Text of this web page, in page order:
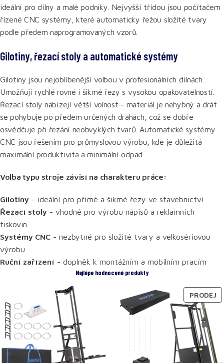
ideální pro dílny a malé podniky. Nejvyšší třídou jsou počítačem
řízené CNC systémy, které automaticky řežou složité tvary
podle předem naprogramovaných vzorů.
Gilotiny, řezací stoly a automatické systémy
Gilotiny jsou nejoblíbenější volbou v profesionálních dílnách.
Umožňují rychlé rovné i šikmé řezy s vysokou opakovatelností.
Řezací stoly nabízejí větší volnost - materiál je nehybný a drát
se pohybuje po předem určených drahách, což se dobře
osvědčuje při řezání neobvyklých tvarů. Automatické systémy
CNC jsou řešením pro průmyslovou výrobu, kde je důležitá
maximální produktivita a minimální odpad.
Volba typu stroje závisí na charakteru práce:
Gilotiny - ideální pro přímé a šikmé řezy ve stavebnictví
Řezací stoly - vhodné pro výrobu nápisů a reklamních
tiskovin.
Systémy CNC - nezbytné pro složité tvary a velkosériovou
výrobu
Ruční zařízení - doplněk k montážním a mobilním pracím
Nejlépe hodnocené produkty
PRODEJ